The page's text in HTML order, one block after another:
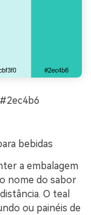
bebidas
a embalagem
nome do sabor
O teal
ou painéis de